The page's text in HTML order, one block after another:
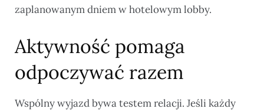
zaplanowanym dniem w hotelowym lobby.
Aktywność pomaga
odpoczywać razem
Wspólny wyjazd bywa testem relacji. Jeśli każdy